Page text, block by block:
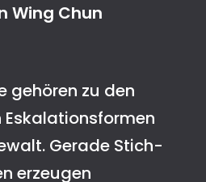
Wing Chun
gehören zu den
Gerade Stich-
erzeugen